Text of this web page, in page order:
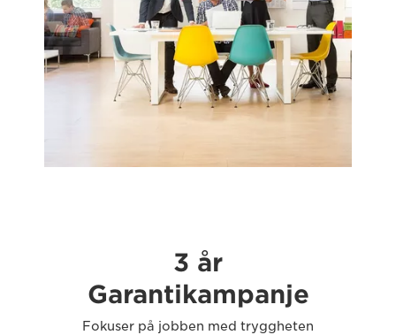
3 år
Garantikampanje
Fokuser på jobben med tryggheten